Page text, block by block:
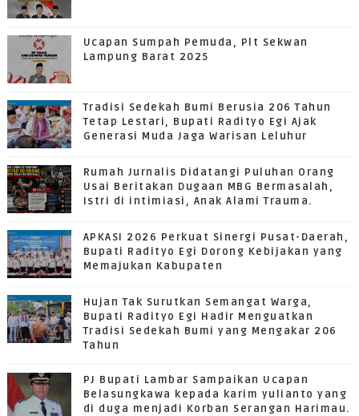
Ucapan Sumpah Pemuda, Plt Sekwan
Lampung Barat 2025
Tradisi Sedekah Bumi Berusia 206 Tahun
Tetap Lestari, Bupati Radityo Egi Ajak
Generasi Muda Jaga Warisan Leluhur
Rumah Jurnalis Didatangi Puluhan Orang
Usai Beritakan Dugaan MBG Bermasalah,
Istri di intimiasi, Anak Alami Trauma.
APKASI 2026 Perkuat Sinergi Pusat-Daerah,
Bupati Radityo Egi Dorong Kebijakan yang
Memajukan Kabupaten
Hujan Tak Surutkan Semangat Warga,
Bupati Radityo Egi Hadir Menguatkan
Tradisi Sedekah Bumi yang Mengakar 206
Tahun
PJ Bupati Lambar Sampaikan Ucapan
Belasungkawa kepada karim yulianto yang
di duga menjadi Korban Serangan Harimau.